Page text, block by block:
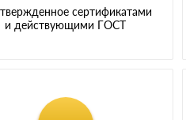
сертификатами
и действующими ГОСТ